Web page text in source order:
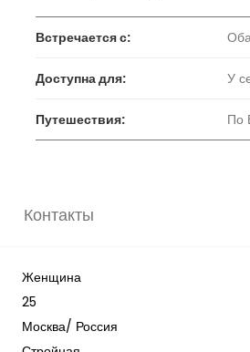
Встречается с:
Доступна для: У
Путешествия: По
Контакты
Женщина
25
Москва/ Россия